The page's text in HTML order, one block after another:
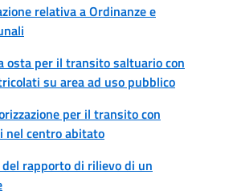
relativa a Ordinanze e
osta per il transito saltuario con
su area ad uso pubblico
per il transito con
nel centro abitato
rapporto di rilievo di un